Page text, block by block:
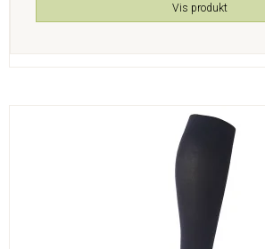
Vis produkt